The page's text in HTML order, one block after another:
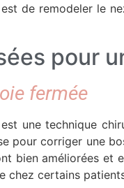
est de remodeler le
pour
fermée
une technique
pour corriger une
bien améliorées et
chez certains